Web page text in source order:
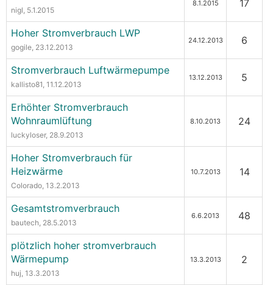
nigl, 5.1.2015
8.1.2015 17
Hoher Stromverbrauch LWP
gogile, 23.12.2013
24.12.2013 6
Stromverbrauch Luftwärmepumpe
kallisto81, 11.12.2013
13.12.2013 5
Erhöhter Stromverbrauch
Wohnraumlüftung
luckyloser, 28.9.2013
8.10.2013 24
Hoher Stromverbrauch für
Heizwärme
Colorado, 13.2.2013
10.7.2013 14
Gesamtstromverbrauch
bautech, 28.5.2013
6.6.2013 48
plötzlich hoher stromverbrauch
Wärmepump
huj, 13.3.2013
13.3.2013 2